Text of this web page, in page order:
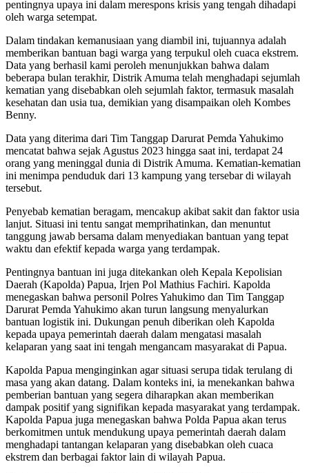
pentingnya upaya ini dalam merespons krisis yang tengah dihadapi
oleh warga setempat.
Dalam tindakan kemanusiaan yang diambil ini, tujuannya adalah
memberikan bantuan bagi warga yang terpukul oleh cuaca ekstrem.
Data yang berhasil kami peroleh menunjukkan bahwa dalam
beberapa bulan terakhir, Distrik Amuma telah menghadapi sejumlah
kematian yang disebabkan oleh sejumlah faktor, termasuk masalah
kesehatan dan usia tua, demikian yang disampaikan oleh Kombes
Benny.
Data yang diterima dari Tim Tanggap Darurat Pemda Yahukimo
mencatat bahwa sejak Agustus 2023 hingga saat ini, terdapat 24
orang yang meninggal dunia di Distrik Amuma. Kematian-kematian
ini menimpa penduduk dari 13 kampung yang tersebar di wilayah
tersebut.
Penyebab kematian beragam, mencakup akibat sakit dan faktor usia
lanjut. Situasi ini tentu sangat memprihatinkan, dan menuntut
tanggung jawab bersama dalam menyediakan bantuan yang tepat
waktu dan efektif kepada warga yang terdampak.
Pentingnya bantuan ini juga ditekankan oleh Kepala Kepolisian
Daerah (Kapolda) Papua, Irjen Pol Mathius Fachiri. Kapolda
menegaskan bahwa personil Polres Yahukimo dan Tim Tanggap
Darurat Pemda Yahukimo akan turun langsung menyalurkan
bantuan logistik ini. Dukungan penuh diberikan oleh Kapolda
kepada upaya pemerintah daerah dalam mengatasi masalah
kelaparan yang saat ini tengah mengancam masyarakat di Papua.
Kapolda Papua menginginkan agar situasi serupa tidak terulang di
masa yang akan datang. Dalam konteks ini, ia menekankan bahwa
pemberian bantuan yang segera diharapkan akan memberikan
dampak positif yang signifikan kepada masyarakat yang terdampak.
Kapolda Papua juga menegaskan bahwa Polda Papua akan terus
berkomitmen untuk mendukung upaya pemerintah daerah dalam
menghadapi tantangan kelaparan yang disebabkan oleh cuaca
ekstrem dan berbagai faktor lain di wilayah Papua.